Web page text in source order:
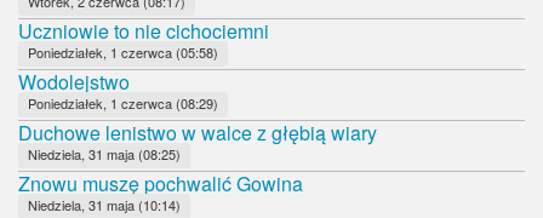
Uczniowie to nie cichociemni
Poniedziałek, 1 czerwca (05:58)
Wodolejstwo
Poniedziałek, 1 czerwca (08:29)
Duchowe lenistwo w walce z głębią wiary
Niedziela, 31 maja (08:25)
Znowu muszę pochwalić Gowina
Niedziela, 31 maja (10:14)